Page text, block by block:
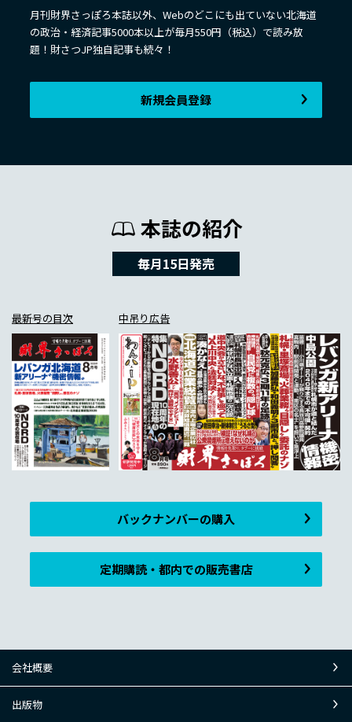
月刊財界さっぽろ本誌以外、Webのどこにも出ていない北海道
の政治・経済記事5000本以上が毎月550円（税込）で読み放
題！財さつJP独自記事も続々！
新規会員登録
本誌の紹介
毎月15日発売
最新号の目次 中吊り広告
バックナンバーの購入
定期購読・都内での販売書店
会社概要
出版物